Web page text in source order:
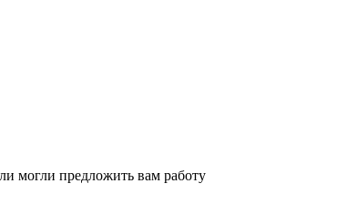
могли предложить вам работу